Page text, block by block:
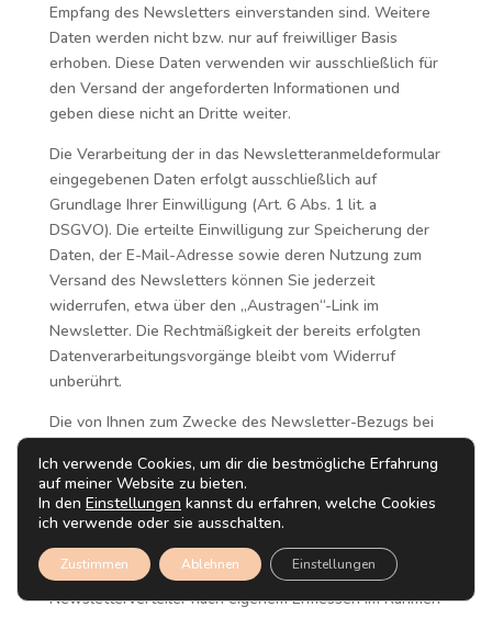
Empfang des Newsletters einverstanden sind. Weitere
Daten werden nicht bzw. nur auf freiwilliger Basis
erhoben. Diese Daten verwenden wir ausschließlich für
den Versand der angeforderten Informationen und
geben diese nicht an Dritte weiter.
Die Verarbeitung der in das Newsletteranmeldeformular
eingegebenen Daten erfolgt ausschließlich auf
Grundlage Ihrer Einwilligung (Art. 6 Abs. 1 lit. a
DSGVO). Die erteilte Einwilligung zur Speicherung der
Daten, der E-Mail-Adresse sowie deren Nutzung zum
Versand des Newsletters können Sie jederzeit
widerrufen, etwa über den „Austragen“-Link im
Newsletter. Die Rechtmäßigkeit der bereits erfolgten
Datenverarbeitungsvorgänge bleibt vom Widerruf
unberührt.
Die von Ihnen zum Zwecke des Newsletter-Bezugs bei
Austragung aus dem Newsletter bei uns bzw. dem
Newsletterdiensteanbieter gespeichert und nach der
Abbestellung des Newsletters oder nach Zweckfortfall
aus der Newsletterverteilerliste gelöscht. Wir behalten
uns vor, E-Mail-Adressen aus unserem
Newsletterverteiler nach eigenem Ermessen im Rahmen
Ich verwende Cookies, um dir die bestmögliche Erfahrung
auf meiner Website zu bieten.
In den Einstellungen kannst du erfahren, welche Cookies
ich verwende oder sie ausschalten.
Zustimmen Ablehnen Einstellungen